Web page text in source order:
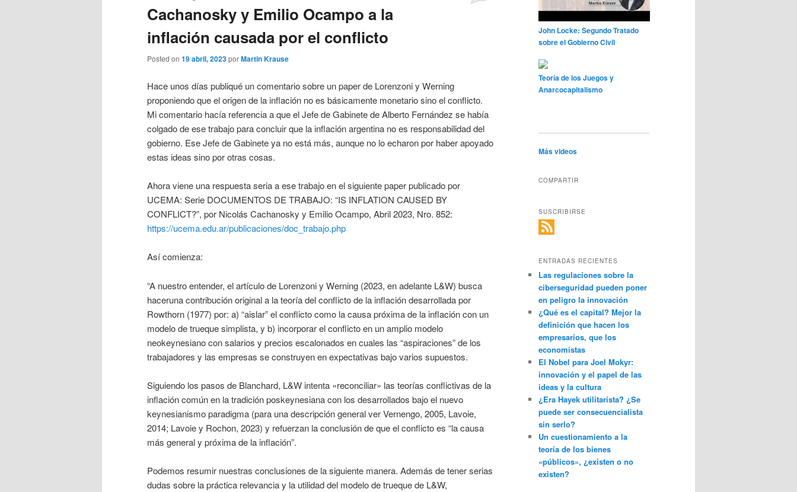
Cachanosky y Emilio Ocampo a la
inflación causada por el conflicto
Posted on 19 abril, 2023porMartin Krause
Hace unos días publiqué un comentario sobre un paper de Lorenzoni y Werning
proponiendo que el origen de la inflación no es básicamente monetario sino el conflicto.
Mi comentario hacía referencia a que el Jefe de Gabinete de Alberto Fernández se había
colgado de ese trabajo para concluir que la inflación argentina no es responsabilidad del
gobierno. Ese Jefe de Gabinete ya no está más, aunque no lo echaron por haber apoyado
estas ideas sino por otras cosas.
Ahora viene una respuesta seria a ese trabajo en el siguiente paper publicado por
UCEMA: Serie DOCUMENTOS DE TRABAJO: “IS INFLATION CAUSED BY
CONFLICT?”, por Nicolás Cachanosky y Emilio Ocampo, Abril 2023, Nro. 852:
https://ucema.edu.ar/publicaciones/doc_trabajo.php
Así comienza:
“A nuestro entender, el artículo de Lorenzoni y Werning (2023, en adelante L&W) busca
haceruna contribución original a la teoría del conflicto de la inflación desarrollada por
Rowthorn (1977) por: a) “aislar” el conflicto como la causa próxima de la inflación con un
modelo de trueque simplista, y b) incorporar el conflicto en un amplio modelo
neokeynesiano con salarios y precios escalonados en cuales las “aspiraciones” de los
trabajadores y las empresas se construyen en expectativas bajo varios supuestos.
Siguiendo los pasos de Blanchard, L&W intenta «reconciliar» las teorías conflictivas de la
inflación común en la tradición poskeynesiana con los desarrollados bajo el nuevo
keynesianismo paradigma (para una descripción general ver Vernengo, 2005, Lavoie,
2014; Lavoie y Rochon, 2023) y refuerzan la conclusión de que el conflicto es “la causa
más general y próxima de la inflación”.
Podemos resumir nuestras conclusiones de la siguiente manera. Además de tener serias
dudas sobre la práctica relevancia y la utilidad del modelo de trueque de L&W,
John Locke: Segundo Tratado
sobre el Gobierno Civil
Teoría de los Juegos y
Anarcocapitalismo
Más videos
COMPARTIR
SUSCRIBIRSE
ENTRADAS RECIENTES
Las regulaciones sobre la
ciberseguridad pueden poner
en peligro la innovación
¿Qué es el capital? Mejor la
definición que hacen los
empresarios, que los
economistas
El Nobel para Joel Mokyr:
innovación y el papel de las
ideas y la cultura
¿Era Hayek utilitarista? ¿Se
puede ser consecuencialista
sin serlo?
Un cuestionamiento a la
teoría de los bienes
«públicos», ¿existen o no
existen?